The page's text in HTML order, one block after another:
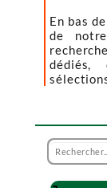
En bas
de
dédiés,